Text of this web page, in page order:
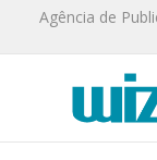
Agência de